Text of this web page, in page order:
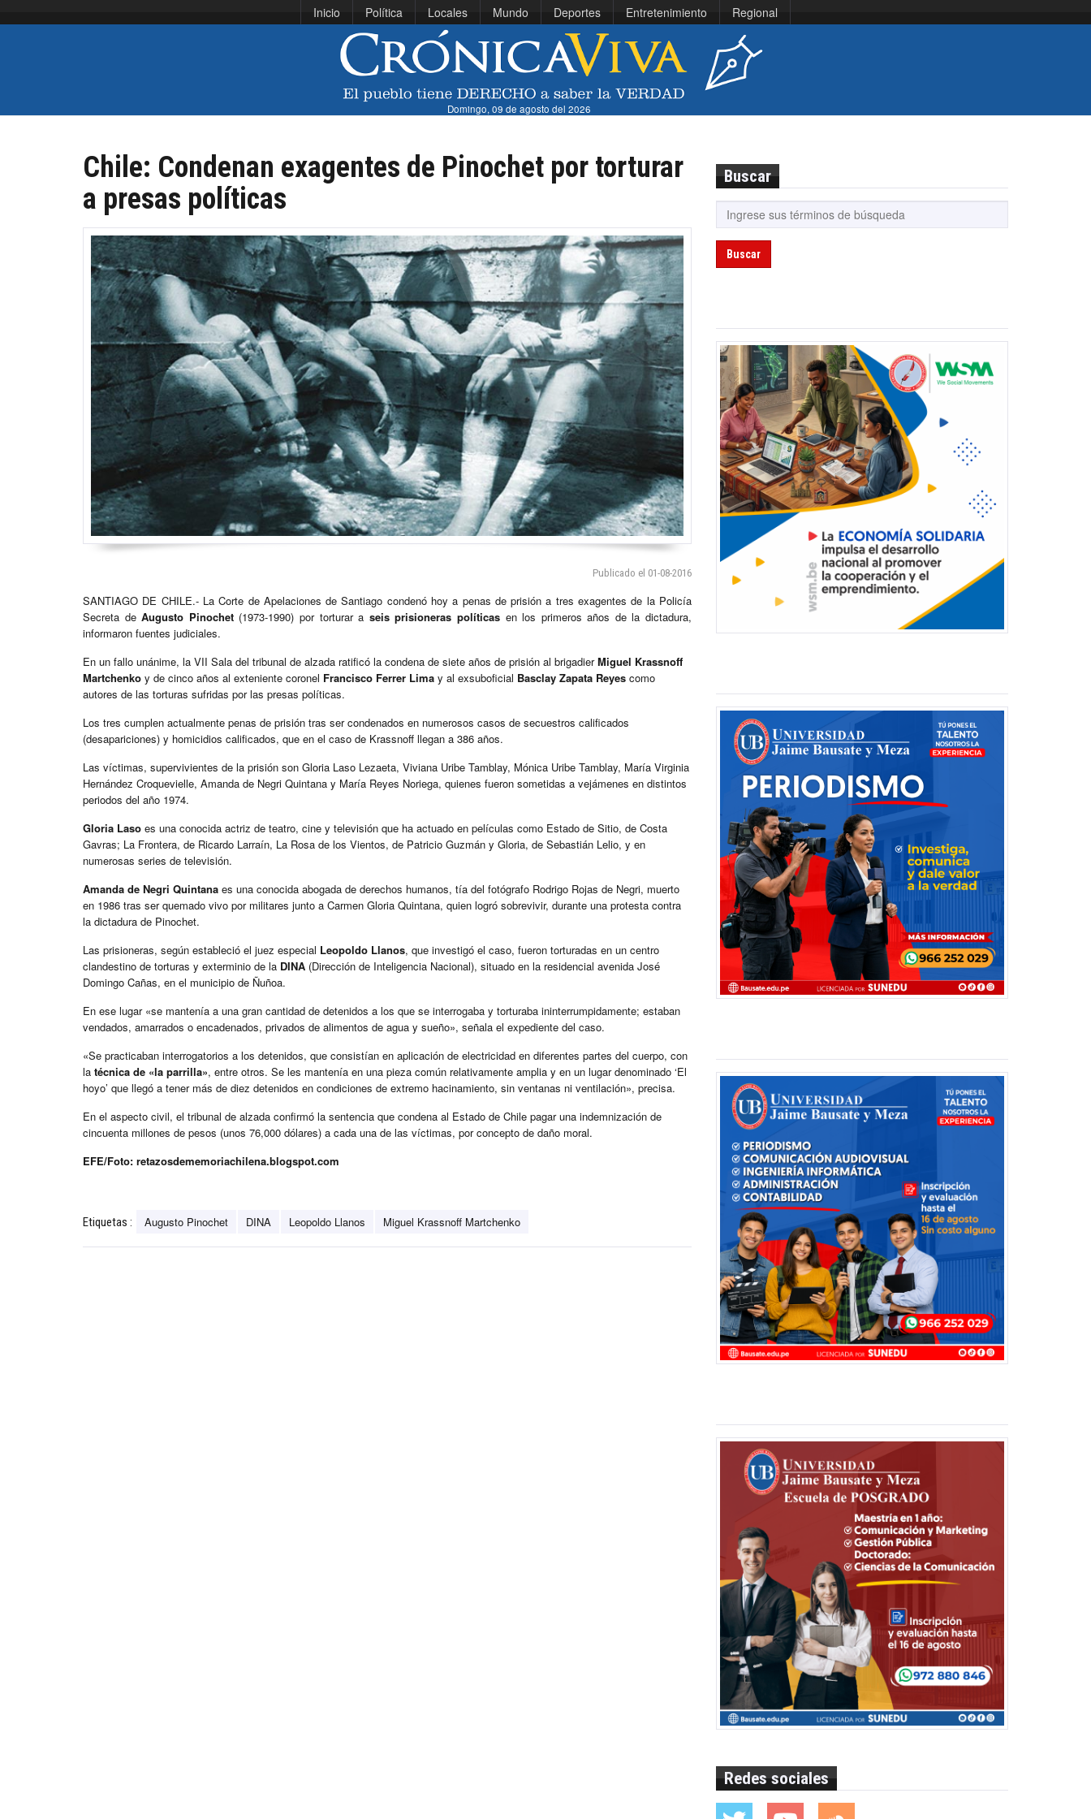
Inicio Política Locales Mundo Deportes Entretenimiento Regional
Domingo, 09 de agosto del 2026
Chile: Condenan exagentes de Pinochet por torturar
a presas políticas
Publicado el 01-08-2016
SANTIAGO DE CHILE.- La Corte de Apelaciones de Santiago condenó hoy a penas de prisión a tres exagentes de la Policía
Secreta deAugusto Pinochet(1973-1990) por torturar a seis prisioneras políticasen los primeros años de la dictadura,
informaron fuentes judiciales.
En un fallo unánime, la VII Sala del tribunal de alzada ratificó la condena de siete años de prisión al brigadierMiguel Krassnoff
Martchenko y de cinco años al exteniente coronel Francisco Ferrer Lima y al exsuboficial Basclay Zapata Reyes como
autores de las torturas sufridas por las presas políticas.
Los tres cumplen actualmente penas de prisión tras ser condenados en numerosos casos de secuestros calificados
(desapariciones) y homicidios calificados, que en el caso de Krassnoff llegan a 386 años.
Las víctimas, supervivientes de la prisión son Gloria Laso Lezaeta, Viviana Uribe Tamblay, Mónica Uribe Tamblay, María Virginia
Hernández Croquevielle, Amanda de Negri Quintana y María Reyes Noriega, quienes fueron sometidas a vejámenes en distintos
periodos del año 1974.
Gloria Laso es una conocida actriz de teatro, cine y televisión que ha actuado en películas como Estado de Sitio, de Costa
Gavras; La Frontera, de Ricardo Larraín, La Rosa de los Vientos, de Patricio Guzmán y Gloria, de Sebastián Lelio, y en
numerosas series de televisión.
Amanda de Negri Quintana es una conocida abogada de derechos humanos, tía del fotógrafo Rodrigo Rojas de Negri, muerto
en 1986 tras ser quemado vivo por militares junto a Carmen Gloria Quintana, quien logró sobrevivir, durante una protesta contra
la dictadura de Pinochet.
Las prisioneras, según estableció el juez especial Leopoldo Llanos, que investigó el caso, fueron torturadas en un centro
clandestino de torturas y exterminio de la DINA (Dirección de Inteligencia Nacional), situado en la residencial avenida José
Domingo Cañas, en el municipio de Ñuñoa.
En ese lugar «se mantenía a una gran cantidad de detenidos a los que se interrogaba y torturaba ininterrumpidamente; estaban
vendados, amarrados o encadenados, privados de alimentos de agua y sueño», señala el expediente del caso.
«Se practicaban interrogatorios a los detenidos, que consistían en aplicación de electricidad en diferentes partes del cuerpo, con
la técnica de «la parrilla», entre otros. Se les mantenía en una pieza común relativamente amplia y en un lugar denominado ‘El
hoyo’ que llegó a tener más de diez detenidos en condiciones de extremo hacinamiento, sin ventanas ni ventilación», precisa.
En el aspecto civil, el tribunal de alzada confirmó la sentencia que condena al Estado de Chile pagar una indemnización de
cincuenta millones de pesos (unos 76,000 dólares) a cada una de las víctimas, por concepto de daño moral.
EFE/Foto: retazosdememoriachilena.blogspot.com
Etiquetas : Augusto Pinochet DINA Leopoldo Llanos Miguel Krassnoff Martchenko
Buscar
Buscar
Redes sociales